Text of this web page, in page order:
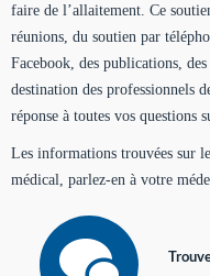
faire de l’allaitement. Ce
réunions, du soutien par
Facebook, des publications,
destination des professionnels
réponse à toutes vos questions
Les informations trouvées sur
médical, parlez-en à votre